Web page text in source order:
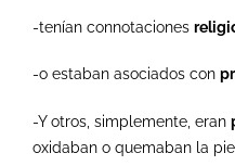
-tenían connotaciones
-o estaban asociados con
-Y otros, simplemente, eran
oxidaban o quemaban la